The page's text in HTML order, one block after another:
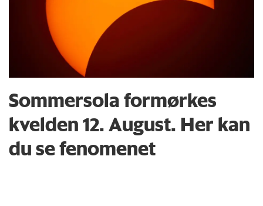
Sommersola formørkes
kvelden 12. August. Her kan
du se fenomenet